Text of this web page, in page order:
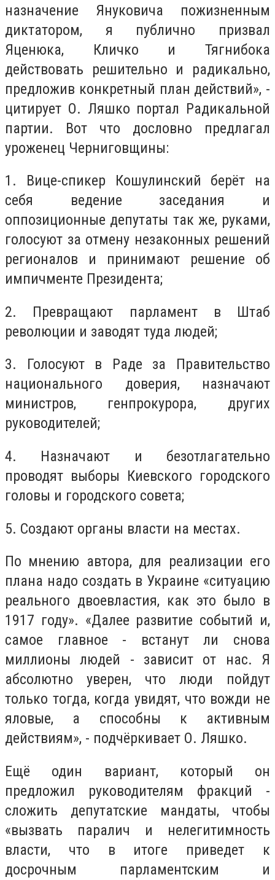
назначение Януковича пожизненным
диктатором, я публично призвал
Яценюка, Кличко и Тягнибока
действовать решительно и радикально,
предложив конкретный план действий», -
цитирует О. Ляшко портал Радикальной
партии. Вот что дословно предлагал
уроженец Черниговщины:
1. Вице-спикер Кошулинский берёт на
себя ведение заседания и
оппозиционные депутаты так же, руками,
голосуют за отмену незаконных решений
регионалов и принимают решение об
импичменте Президента;
2. Превращают парламент в Штаб
революции и заводят туда людей;
3. Голосуют в Раде за Правительство
национального доверия, назначают
министров, генпрокурора, других
руководителей;
4. Назначают и безотлагательно
проводят выборы Киевского городского
головы и городского совета;
5. Создают органы власти на местах.
По мнению автора, для реализации его
плана надо создать в Украине «ситуацию
реального двоевластия, как это было в
1917 году». «Далее развитие событий и,
самое главное - встанут ли снова
миллионы людей - зависит от нас. Я
абсолютно уверен, что люди пойдут
только тогда, когда увидят, что вожди не
яловые, а способны к активным
действиям», - подчёркивает О. Ляшко.
Ещё один вариант, который он
предложил руководителям фракций -
сложить депутатские мандаты, чтобы
«вызвать паралич и нелегитимность
власти, что в итоге приведет к
досрочным парламентским и